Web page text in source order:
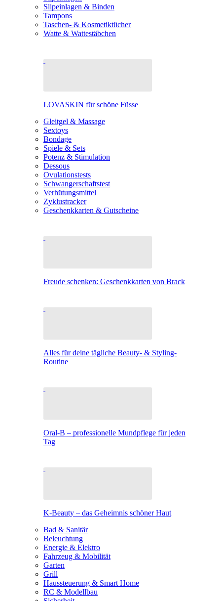
Slipeinlagen & Binden
Tampons
Taschen- & Kosmetiktücher
Watte & Wattestäbchen
LOVASKIN für schöne Füsse
Gleitgel & Massage
Sextoys
Bondage
Spiele & Sets
Potenz & Stimulation
Dessous
Ovulationstests
Schwangerschaftstest
Verhütungsmittel
Zyklustracker
Geschenkkarten & Gutscheine
Freude schenken: Geschenkkarten von Brack
Alles für deine tägliche Beauty- & Styling-
Routine
Oral-B – professionelle Mundpflege für jeden
Tag
K-Beauty – das Geheimnis schöner Haut
Bad & Sanitär
Beleuchtung
Energie & Elektro
Fahrzeug & Mobilität
Garten
Grill
Haussteuerung & Smart Home
RC & Modellbau